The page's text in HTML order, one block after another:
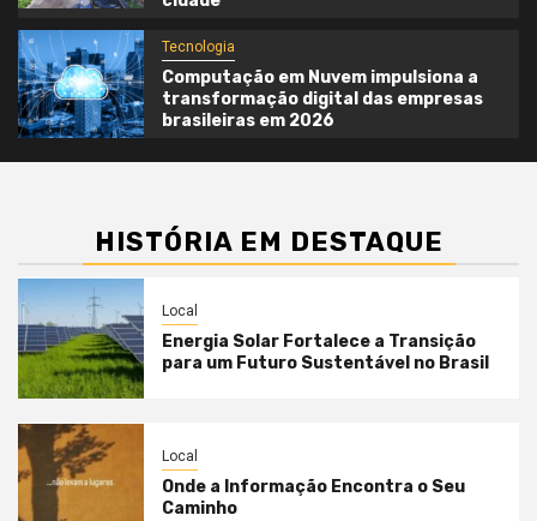
Tecnologia
Computação em Nuvem impulsiona a
transformação digital das empresas
brasileiras em 2026
HISTÓRIA EM DESTAQUE
Local
Energia Solar Fortalece a Transição
para um Futuro Sustentável no Brasil
Local
Onde a Informação Encontra o Seu
Caminho